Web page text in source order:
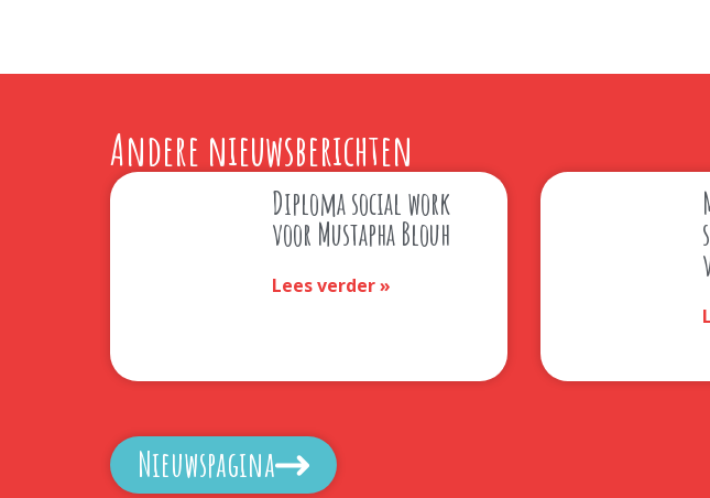
Andere nieuwsberichten
Diploma social work
voor Mustapha Blouh
Lees verder »
Nieuwspagina